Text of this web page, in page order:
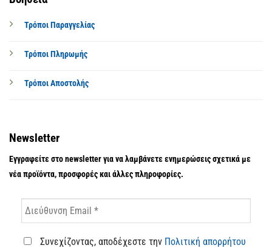
Τρόποι Παραγγελίας
Τρόποι Πληρωμής
Τρόποι Αποστολής
Newsletter
Εγγραφείτε στο newsletter για να λαμβάνετε ενημερώσεις σχετικά με
νέα προϊόντα, προσφορές και άλλες πληροφορίες.
Συνεχίζοντας, αποδέχεστε την Πολιτική απορρήτου